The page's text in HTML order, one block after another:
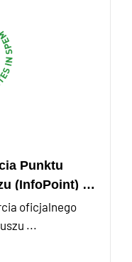
Punktu
(InfoPoint) w
...
oficjalnego
...